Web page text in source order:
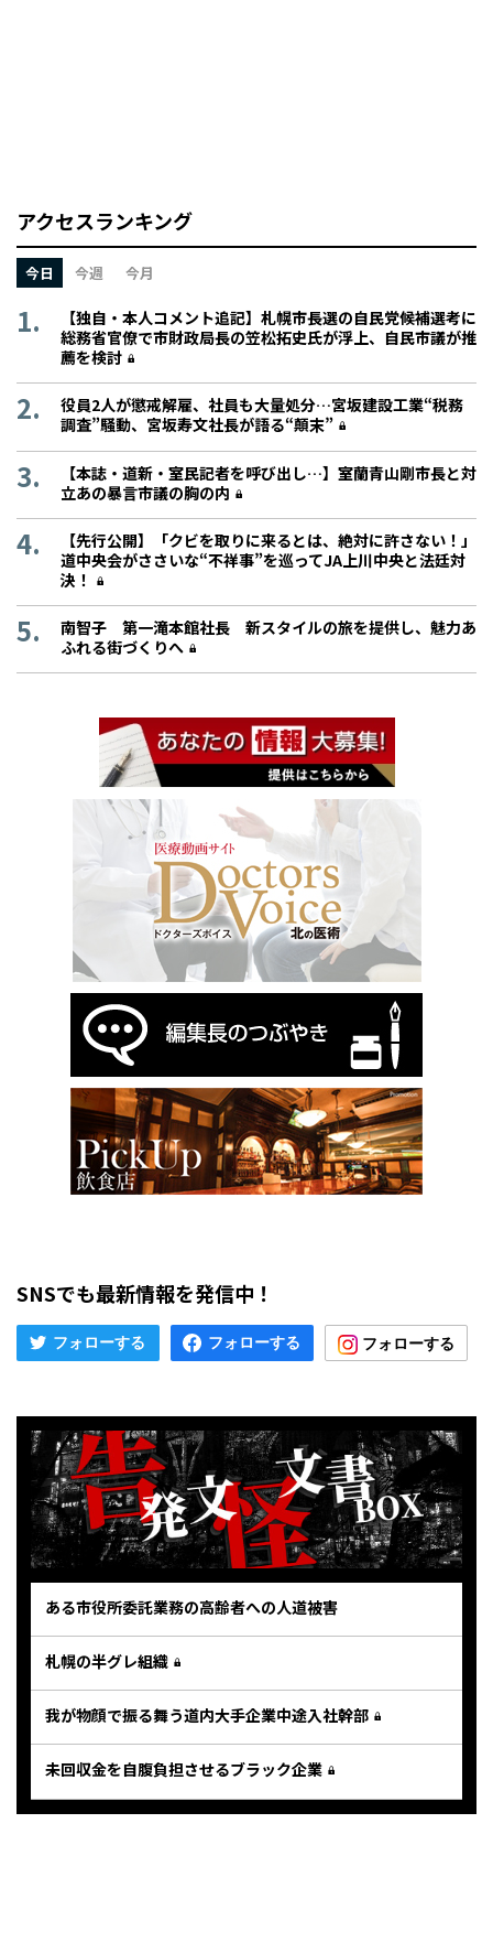
アクセスランキング
今日 今週 今月
【独自・本人コメント追記】札幌市長選の自民党候補選考に
総務省官僚で市財政局長の笠松拓史氏が浮上、自民市議が推
薦を検討
役員2人が懲戒解雇、社員も大量処分…宮坂建設工業“税務
調査”騒動、宮坂寿文社長が語る“顛末”
【本誌・道新・室民記者を呼び出し…】室蘭青山剛市長と対
立あの暴言市議の胸の内
【先行公開】「クビを取りに来るとは、絶対に許さない！」
道中央会がささいな“不祥事”を巡ってJA上川中央と法廷対
決！
南智子 第一滝本館社長 新スタイルの旅を提供し、魅力あ
ふれる街づくりへ
SNSでも最新情報を発信中！
ある市役所委託業務の高齢者への人道被害
札幌の半グレ組織
我が物顔で振る舞う道内大手企業中途入社幹部
未回収金を自腹負担させるブラック企業